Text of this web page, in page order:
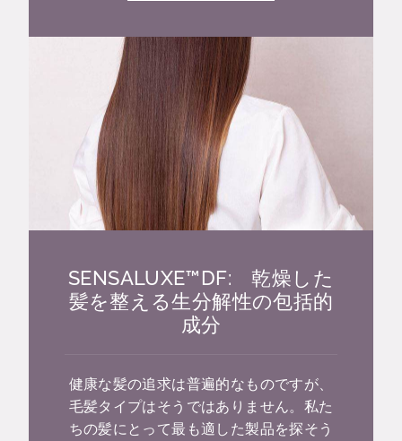
SENSALUXE™DF: 乾燥した
髪を整える生分解性の包括的
成分
健康な髪の追求は普遍的なものですが、
毛髪タイプはそうではありません。私た
ちの髪にとって最も適した製品を探そう